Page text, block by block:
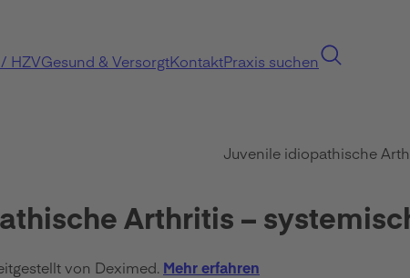
HZVGesund & VersorgtKontaktPraxis suchen
Juvenile idiopathische
Arthritis –
von Deximed. Mehr erfahren